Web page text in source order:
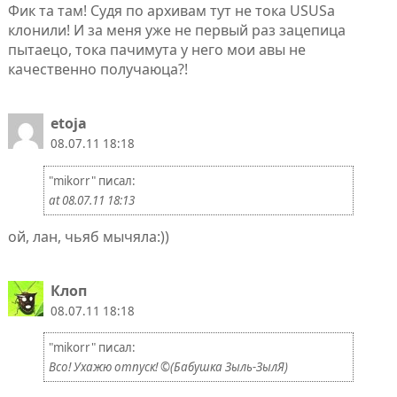
Фик та там! Судя по архивам тут не тока USUSа
клонили! И за меня уже не первый раз зацепица
пытаецо, тока пачимута у него мои авы не
качественно получаюца?!
etoja
08.07.11 18:18
"mikorr" писал:
at 08.07.11 18:13
ой, лан, чьяб мычяла:))
Клоп
08.07.11 18:18
"mikorr" писал:
Всо! Ухажю отпуск! ©(Бабушка Зыль-ЗылЯ)